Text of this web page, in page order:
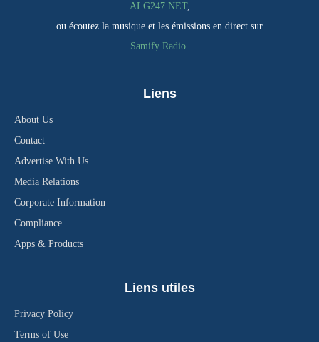
ALG247.NET,
ou écoutez la musique et les émissions en direct sur
Samify Radio.
Liens
About Us
Contact
Advertise With Us
Media Relations
Corporate Information
Compliance
Apps & Products
Liens utiles
Privacy Policy
Terms of Use